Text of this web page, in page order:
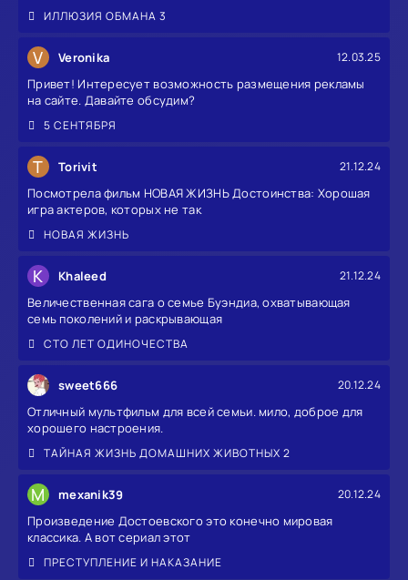
ИЛЛЮЗИЯ ОБМАНА 3
V Veronika 12.03.25
Привет! Интересует возможность размещения рекламы
на сайте. Давайте обсудим?
5 СЕНТЯБРЯ
T Torivit 21.12.24
Посмотрела фильм НОВАЯ ЖИЗНЬ Достоинства: Хорошая
игра актеров, которых не так
НОВАЯ ЖИЗНЬ
K Khaleed 21.12.24
Величественная сага о семье Буэндиа, охватывающая
семь поколений и раскрывающая
СТО ЛЕТ ОДИНОЧЕСТВА
sweet666 20.12.24
Отличный мультфильм для всей семьи. мило, доброе для
хорошего настроения.
ТАЙНАЯ ЖИЗНЬ ДОМАШНИХ ЖИВОТНЫХ 2
M mexanik39 20.12.24
Произведение Достоевского это конечно мировая
классика. А вот сериал этот
ПРЕСТУПЛЕНИЕ И НАКАЗАНИЕ